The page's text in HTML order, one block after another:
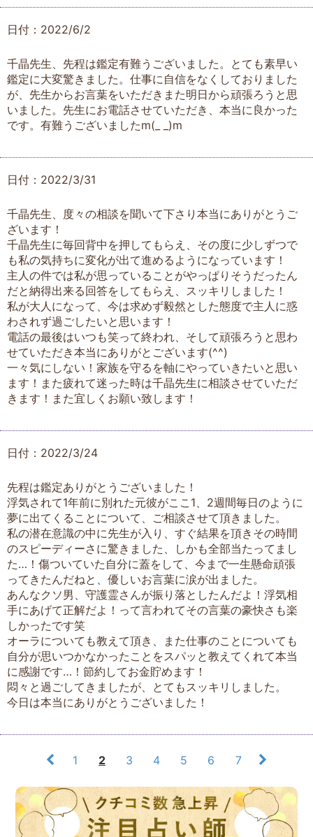
日付：2022/6/2
千晶先生、先程は鑑定有難うございました。とても素早い
鑑定に大変驚きました。仕事に自信をなくしておりました
が、先生からお言葉をいただきまた明日から頑張ろうと思
いました。先生にお電話させていただき、本当に良かった
です。有難うございましたm(_ _)m
日付：2022/3/31
千晶先生、度々の相談を聞いて下さり本当にありがとうご
ざいます！
千晶先生に毎回背中を押してもらえ、その度に少しずつで
も私の気持ちに変化が出て進めるようになっています！
主人の件では私が思っていることがやっぱりそうだったん
だと納得出来る回答をしてもらえ、スッキリしました！
私が大人になって、今は求めず毅然とした態度で主人に惑
わされず過ごしたいと思います！
電話の最後はいつも笑って終われ、そして頑張ろうと思わ
せていただき本当にありがとございます(^^)
一々気にしない！家族を守るを軸にやっていきたいと思い
ます！また疲れて迷った時は千晶先生に相談させていただ
きます！また宜しくお願い致します！
日付：2022/3/24
先程は鑑定ありがとうございました！
浮気されて1年前に別れた元彼がここ1、2週間毎日のように
夢に出てくることについて、ご相談させて頂きました。
私の潜在意識の中に先生が入り、すぐ結果を頂きその時間
のスピーディーさに驚きました、しかも全部当たってまし
た…！傷ついていた自分に蓋をして、今まで一生懸命頑張
ってきたんだねと、優しいお言葉に涙が出ました。
あんなクソ男、守護霊さんが振り落としたんだよ！浮気相
手にあげて正解だよ！って言われてその言葉の豪快さも楽
しかったです笑
オーラについても教えて頂き、また仕事のことについても
自分が思いつかなかったことをスパッと教えてくれて本当
に感謝です…！節約してお金貯めます！
悶々と過ごしてきましたが、とてもスッキリしました。
今日は本当にありがとうございました！
1 2 3 4 5 6 7